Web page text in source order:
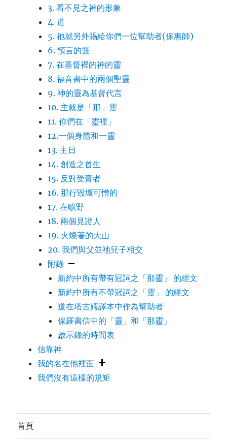
3. 看不見之神的形象
4. 道
5. 祂就另外賜給你們一位幫助者(保惠師)
6. 預言的靈
7. 在基督裡的神的靈
8. 福音書中的兩個聖靈
9. 神的靈為基督代言
10. 主就是「那」靈
11. 你們在「靈裡」
12.一個身體和一靈
13. 主日
14. 創造之首生
15. 反對受膏者
16. 那行毀壞可憎的
17. 在曠野
18. 兩個見證人
19. 火燒著的大山
20. 我們與父並祂兒子相交
附錄
新約中所有帶有冠詞之「那靈」 的經文
新約中所有不帶冠詞之「靈」 的經文
道在塔古姆譯本中作為幫助者
保羅書信中的「靈」和「那靈」
啟示錄的時間表
信靠神
我的名在他裡面
我們沒有這樣的規矩
首頁